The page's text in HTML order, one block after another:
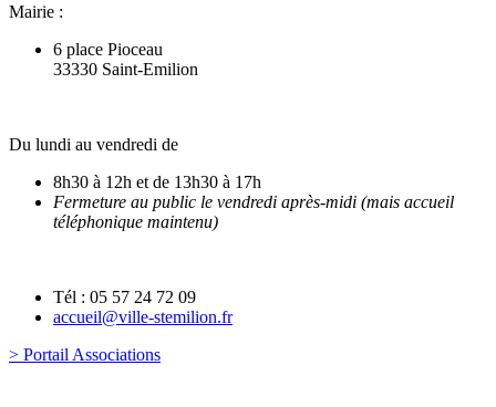
Mairie :
6 place Pioceau
33330 Saint-Emilion
Du lundi au vendredi de
8h30 à 12h et de 13h30 à 17h
Fermeture au public le vendredi après-midi (mais accueil
téléphonique maintenu)
Tél : 05 57 24 72 09
accueil@ville-stemilion.fr
> Portail Associations